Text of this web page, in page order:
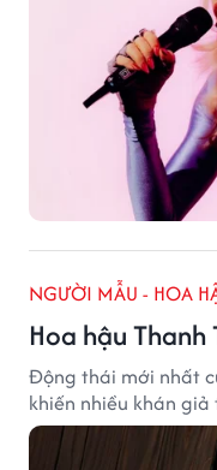
NGƯỜI MẪU - HOA
Hoa hậu
Động thái mới nhất
khiến nhiều khán